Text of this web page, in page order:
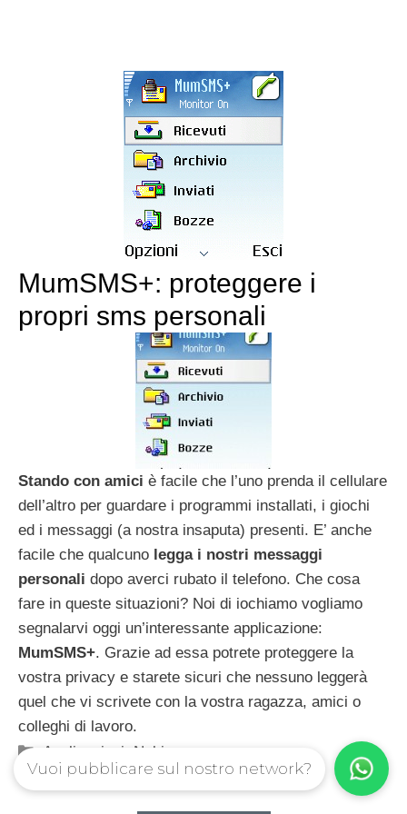
MumSMS+: proteggere i
propri sms personali
Stando con amici è facile che l’uno prenda il cellulare
dell’altro per guardare i programmi installati, i giochi
ed i messaggi (a nostra insaputa) presenti. E’ anche
facile che qualcuno legga i nostri messaggi
personali dopo averci rubato il telefono. Che cosa
fare in queste situazioni? Noi di iochiamo vogliamo
segnalarvi oggi un’interessante applicazione:
MumSMS+. Grazie ad essa potrete proteggere la
vostra privacy e starete sicuri che nessuno leggerà
quel che vi scrivete con la vostra ragazza, amici o
colleghi di lavoro.
Categorie
Applicazioni Nokia
Vuoi pubblicare sul nostro network?